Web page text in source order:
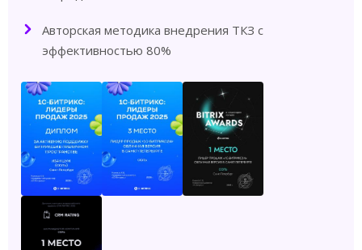
Авторская методика внедрения ТКЗ с
эффективностью 80%